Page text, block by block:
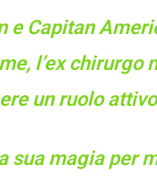
e Capitan
l’ex
un ruolo
sua magia per